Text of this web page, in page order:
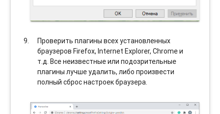
Проверить плагины всех установленных
браузеров Firefox, Internet Explorer, Chrome и
т.д. Все неизвестные или подозрительные
плагины лучше удалить, либо произвести
полный сброс настроек браузера.